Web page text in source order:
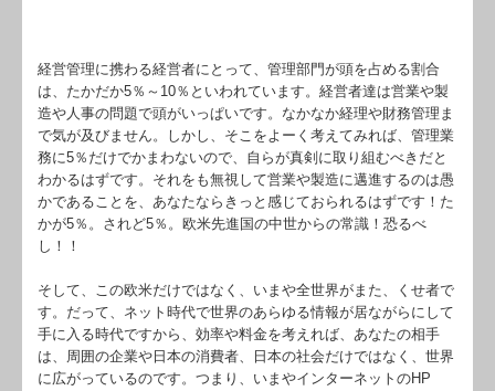
経営管理に携わる経営者にとって、管理部門が頭を占める割合
は、たかだか5％～10％といわれています。経営者達は営業や製
造や人事の問題で頭がいっぱいです。なかなか経理や財務管理ま
で気が及びません。しかし、そこをよーく考えてみれば、管理業
務に5％だけでかまわないので、自らが真剣に取り組むべきだと
わかるはずです。それをも無視して営業や製造に邁進するのは愚
かであることを、あなたならきっと感じておられるはずです！た
かが5％。されど5％。欧米先進国の中世からの常識！恐るべ
し！！
そして、この欧米だけではなく、いまや全世界がまた、くせ者で
す。だって、ネット時代で世界のあらゆる情報が居ながらにして
手に入る時代ですから、効率や料金を考えれば、あなたの相手
は、周囲の企業や日本の消費者、日本の社会だけではなく、世界
に広がっているのです。つまり、いまやインターネットのHP